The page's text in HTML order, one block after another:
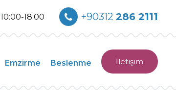
+90312 286 2111
10:00-18:00
İletişim
Emzirme Beslenme